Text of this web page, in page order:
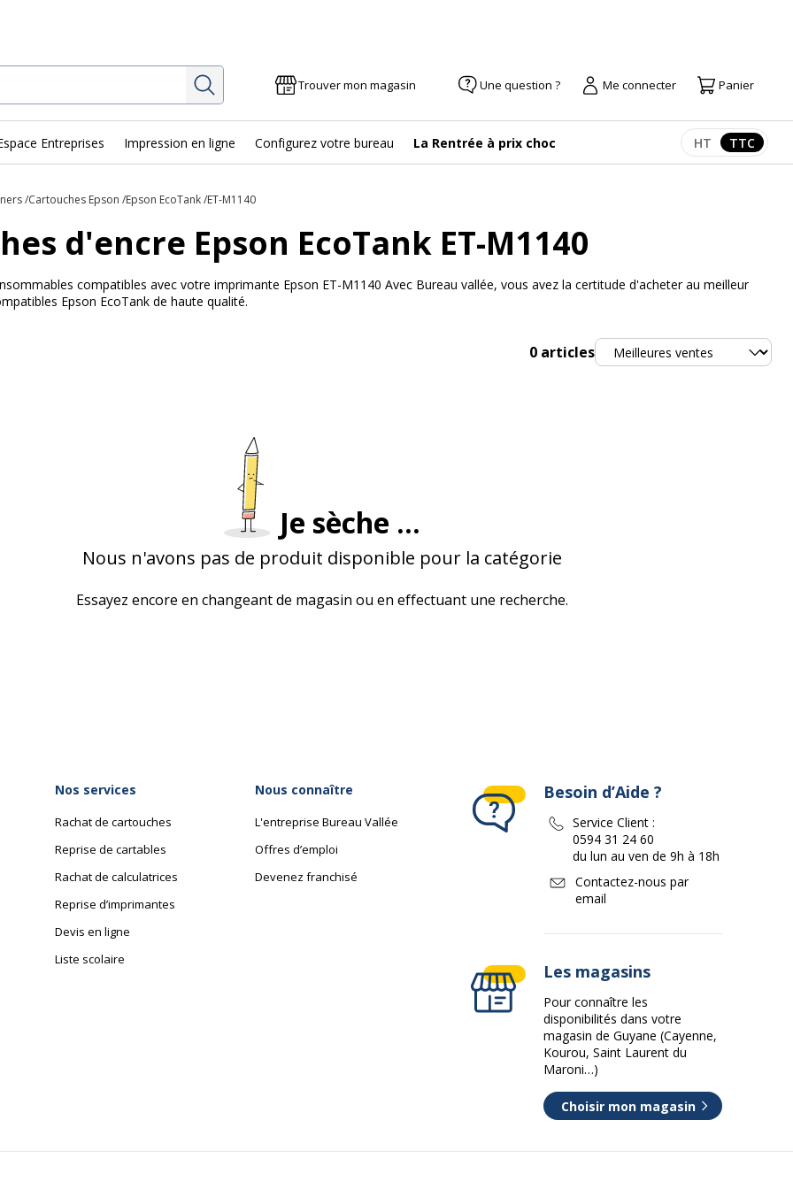
Rechercher Trouver mon magasin Une question ? Me connecter Panier
Entreprises Impression en ligne Configurez votre bureau La Rentrée à prix choc Afficher les
HT TTC
Cartouches Epson Epson EcoTank ET-M1140
d'encre Epson EcoTank ET-M1140
compatibles avec votre imprimante Epson ET-M1140 Avec Bureau vallée, vous avez la certitude d'acheter au meilleur
Epson EcoTank de haute qualité.
0 articlesTrier
Je sèche ...
Nous n'avons pas de produit disponible pour la catégorie
Essayez encore en changeant de magasin ou en effectuant une recherche.
Nos services
Rachat de cartouches
Reprise de cartables
Rachat de calculatrices
Reprise d’imprimantes
Devis en ligne
Liste scolaire
Nous connaître
L'entreprise Bureau Vallée
Offres d’emploi
Devenez franchisé
Besoin d’Aide ?
Service Client :
0594 31 24 60
du lun au ven de 9h à 18h
Contactez-nous par
email
Les magasins
Pour connaître les
disponibilités dans votre
magasin de Guyane (Cayenne,
Kourou, Saint Laurent du
Maroni…)
Choisir mon magasin